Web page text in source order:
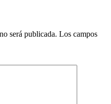
será publicada. Los campos